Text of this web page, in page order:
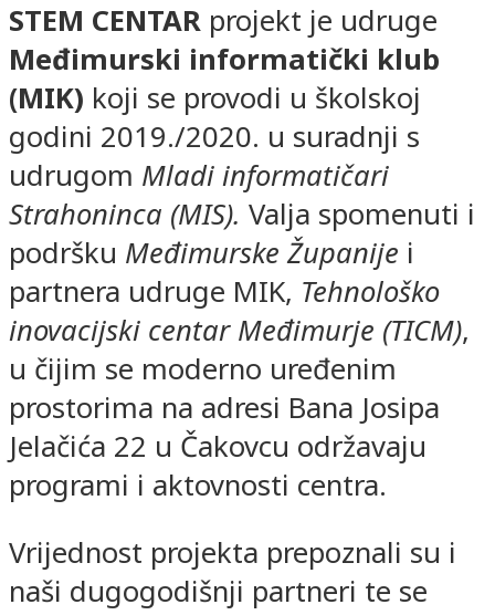
STEM CENTAR projekt je udruge
Međimurski informatički klub
(MIK) koji se provodi u školskoj
godini 2019./2020. u suradnji s
udrugom Mladi informatičari
Strahoninca (MIS). Valja spomenuti i
podršku Međimurske Županije i
partnera udruge MIK, Tehnološko
inovacijski centar Međimurje (TICM),
u čijim se moderno uređenim
prostorima na adresi Bana Josipa
Jelačića 22 u Čakovcu održavaju
programi i aktovnosti centra.
Vrijednost projekta prepoznali su i
naši dugogodišnji partneri te se